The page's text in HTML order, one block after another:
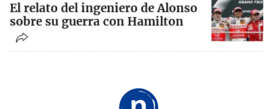
El relato del ingeniero de Alonso
sobre su guerra con Hamilton